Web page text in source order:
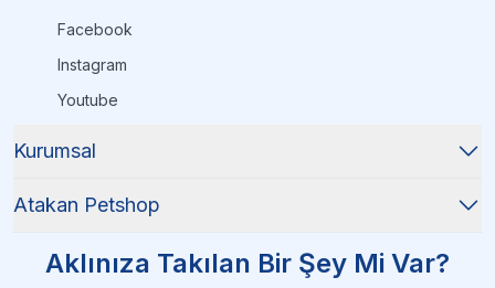
Facebook
Instagram
Youtube
Kurumsal
Atakan Petshop
Aklınıza Takılan Bir Şey Mi Var?